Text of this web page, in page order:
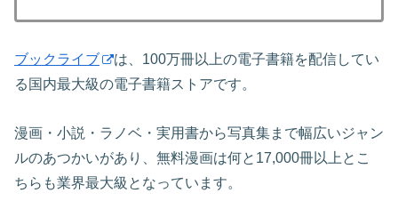
ブックライブ
は、100万冊以上の電子書籍を配信してい
る国内最大級の電子書籍ストアです。
漫画・小説・ラノベ・実用書から写真集まで幅広いジャン
ルのあつかいがあり、無料漫画は何と17,000冊以上とこ
ちらも業界最大級となっています。